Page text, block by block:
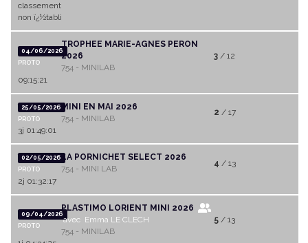
classement
non ï¿½tabli
04/06/2026
PROTO
TROPHEE MARIE-AGNES PERON
2026
754 - MINILAB
3/ 12
09:15:21
25/05/2026
PROTO
MINI EN MAI 2026
754 - MINILAB
2 / 17
3j 01:49:01
02/05/2026
PROTO
LA PORNICHET SELECT 2026
754 - MINI LAB
4 / 13
2j 01:32:17
09/04/2026
PROTO
PLASTIMO LORIENT MINI 2026
avec Emma LE CLECH
754 - MINILAB
5/ 13